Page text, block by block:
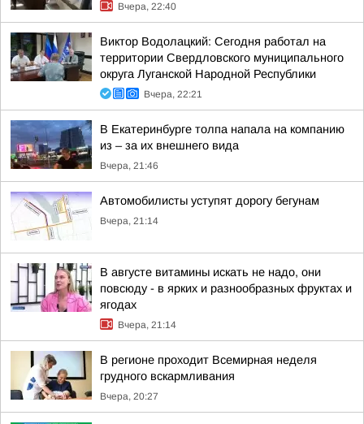
Вчера, 22:40
Виктор Водолацкий: Сегодня работал на
территории Свердловского муниципального
округа Луганской Народной Республики
Вчера, 22:21
В Екатеринбурге толпа напала на компанию
из – за их внешнего вида
Вчера, 21:46
Автомобилисты уступят дорогу бегунам
Вчера, 21:14
В августе витамины искать не надо, они
повсюду - в ярких и разнообразных фруктах и
ягодах
Вчера, 21:14
В регионе проходит Всемирная неделя
грудного вскармливания
Вчера, 20:27